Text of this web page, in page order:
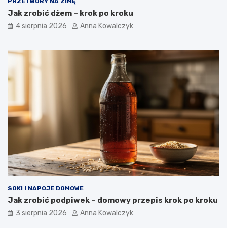
Jak zrobić dżem – krok po kroku
4 sierpnia 2026 Anna Kowalczyk
SOKI I NAPOJE DOMOWE
Jak zrobić podpiwek – domowy przepis krok po kroku
3 sierpnia 2026 Anna Kowalczyk